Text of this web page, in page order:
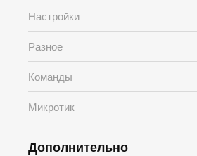
Настройки
Разное
Команды
Микротик
Дополнительно